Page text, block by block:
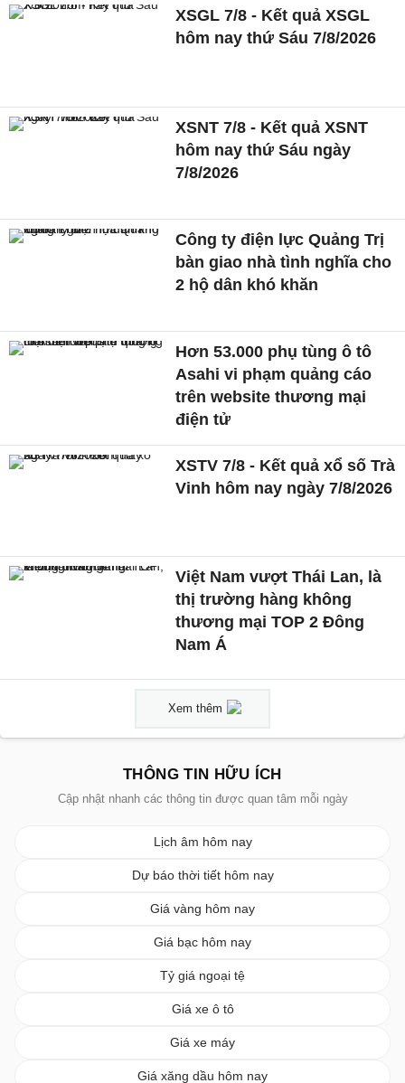
XSGL 7/8 - Kết quả XSGL
hôm nay thứ Sáu 7/8/2026
XSNT 7/8 - Kết quả XSNT
hôm nay thứ Sáu ngày
7/8/2026
Công ty điện lực Quảng Trị
bàn giao nhà tình nghĩa cho
2 hộ dân khó khăn
Hơn 53.000 phụ tùng ô tô
Asahi vi phạm quảng cáo
trên website thương mại
điện tử
XSTV 7/8 - Kết quả xổ số Trà
Vinh hôm nay ngày 7/8/2026
Việt Nam vượt Thái Lan, là
thị trường hàng không
thương mại TOP 2 Đông
Nam Á
Xem thêm
THÔNG TIN HỮU ÍCH
Cập nhật nhanh các thông tin được quan tâm mỗi ngày
Lịch âm hôm nay
Dự báo thời tiết hôm nay
Giá vàng hôm nay
Giá bạc hôm nay
Tỷ giá ngoại tệ
Giá xe ô tô
Giá xe máy
Giá xăng dầu hôm nay